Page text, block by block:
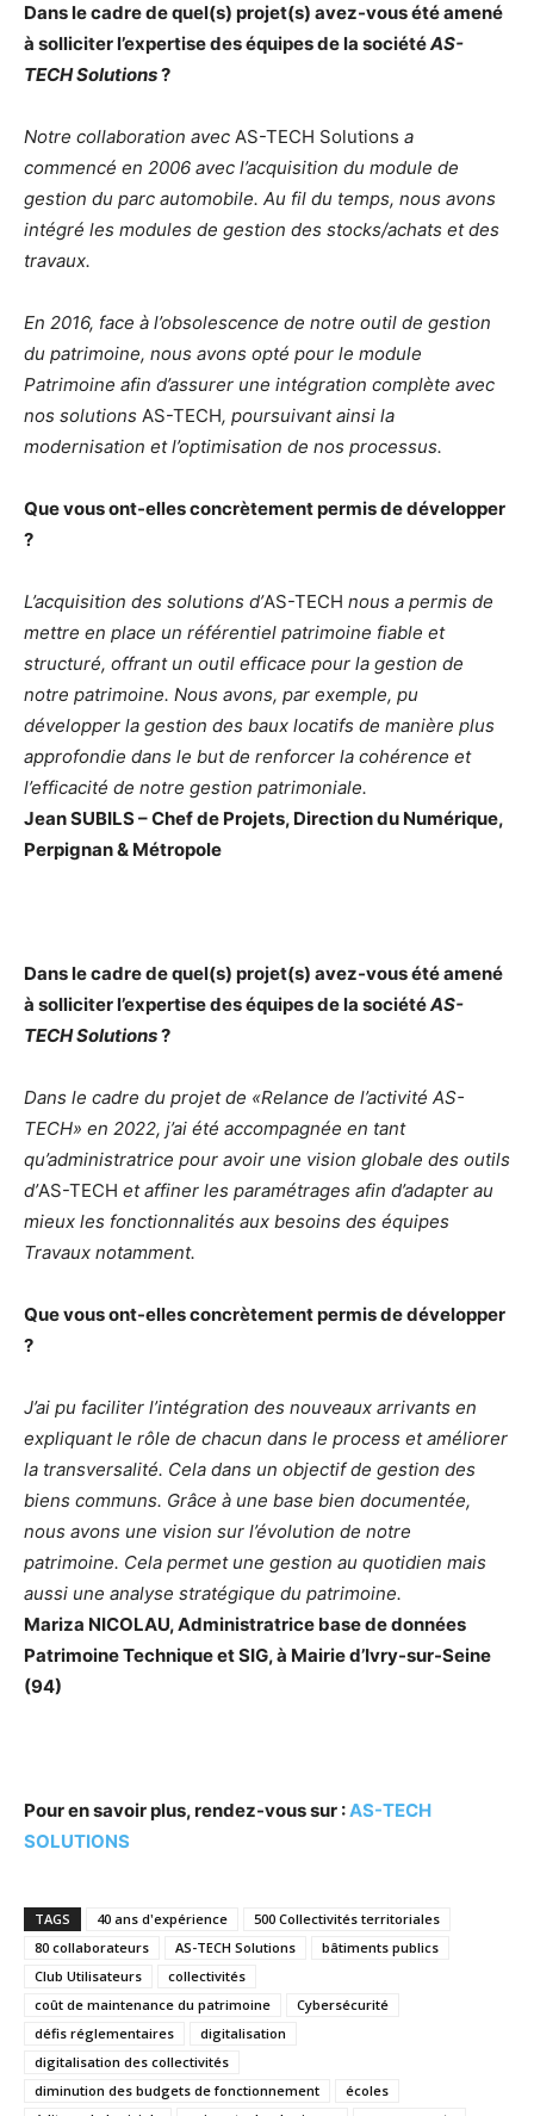
Dans le cadre de quel(s) projet(s) avez-vous été amené
à solliciter l’expertise des équipes de la sociétéAS-
TECH Solutions?
Notre collaboration avec AS-TECH Solutions a
commencé en 2006 avec l’acquisition du module de
gestion du parc automobile. Au fil du temps, nous avons
intégré les modules de gestion des stocks/achats et des
travaux.
En 2016, face à l’obsolescence de notre outil de gestion
du patrimoine, nous avons opté pour le module
Patrimoine afin d’assurer une intégration complète avec
nos solutions AS-TECH, poursuivant ainsi la
modernisation et l’optimisation de nos processus.
Que vous ont-elles concrètement permis de développer
?
L’acquisition des solutions d’AS-TECH nous a permis de
mettre en place un référentiel patrimoine fiable et
structuré, offrant un outil efficace pour la gestion de
notre patrimoine. Nous avons, par exemple, pu
développer la gestion des baux locatifs de manière plus
approfondie dans le but de renforcer la cohérence et
l’efficacité de notre gestion patrimoniale.
Jean SUBILS – Chef de Projets, Direction du Numérique,
Perpignan & Métropole
Dans le cadre de quel(s) projet(s) avez-vous été amené
à solliciter l’expertise des équipes de la sociétéAS-
TECH Solutions?
Dans le cadre du projet de «Relance de l’activité AS-
TECH» en 2022, j’ai été accompagnée en tant
qu’administratrice pour avoir une vision globale des outils
d’AS-TECH et affiner les paramétrages afin d’adapter au
mieux les fonctionnalités aux besoins des équipes
Travaux notamment.
Que vous ont-elles concrètement permis de développer
?
J’ai pu faciliter l’intégration des nouveaux arrivants en
expliquant le rôle de chacun dans le process et améliorer
la transversalité. Cela dans un objectif de gestion des
biens communs. Grâce à une base bien documentée,
nous avons une vision sur l’évolution de notre
patrimoine. Cela permet une gestion au quotidien mais
aussi une analyse stratégique du patrimoine.
Mariza NICOLAU, Administratrice base de données
Patrimoine Technique et SIG, à Mairie d’Ivry-sur-Seine
(94)
Pour en savoir plus, rendez-vous sur :AS-TECH
SOLUTIONS
TAGS 40 ans d'expérience
500 Collectivités territoriales
80 collaborateurs
AS-TECH Solutions
bâtiments publics
Club Utilisateurs
collectivités
coût de maintenance du patrimoine
Cybersécurité
défis réglementaires
digitalisation
digitalisation des collectivités
diminution des budgets de fonctionnement
écoles